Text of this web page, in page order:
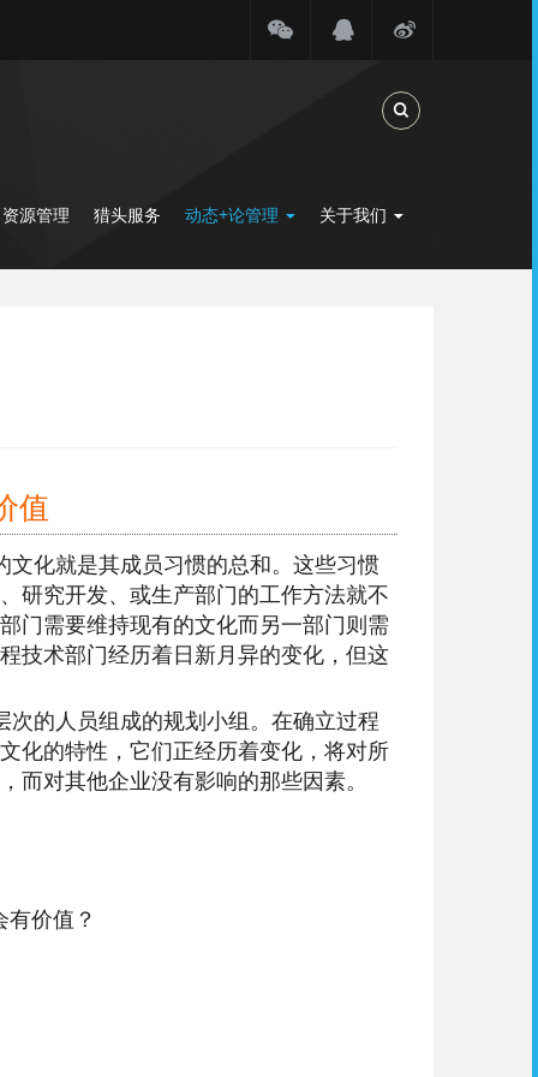
Toggle Search
源管理 猎头服务 动态+论管理 关于我们
值
化就是其成员习惯的总和。这些习惯
研究开发、或生产部门的工作方法就不
门需要维持现有的文化而另一部门则需
技术部门经历着日新月异的变化，但这
的人员组成的规划小组。在确立过程
化的特性，它们正经历着变化，将对所
而对其他企业没有影响的那些因素。
价值？